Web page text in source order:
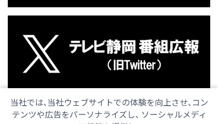
当社では、当社ウェブサイトでの体験を向上させ、コン
テンツや広告をパーソナライズし、 ソーシャルメディ